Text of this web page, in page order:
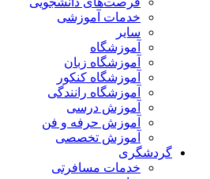
خدمات آموزشی
سایر
آموزشگاه
آموزشگاه زبان
آموزشگاه کنکور
آموزشگاه رانندگی
آموزش درسی
آموزش حرفه و فن
آموزش تخصصی
گردشگری
خدمات مسافرتی